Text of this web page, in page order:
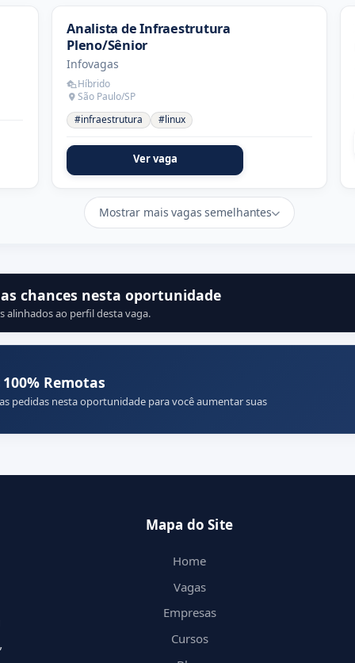
Analista de Infraestrutura
Pleno/Sênior
Infovagas
Híbrido
São Paulo/SP
#infraestrutura
#linux
Ver vaga
Mostrar mais vagas semelhantes
chances nesta oportunidade
alinhados ao perfil desta vaga.
Remotas
pedidas nesta oportunidade para você aumentar suas
Mapa do Site
Home
Vagas
Empresas
Cursos